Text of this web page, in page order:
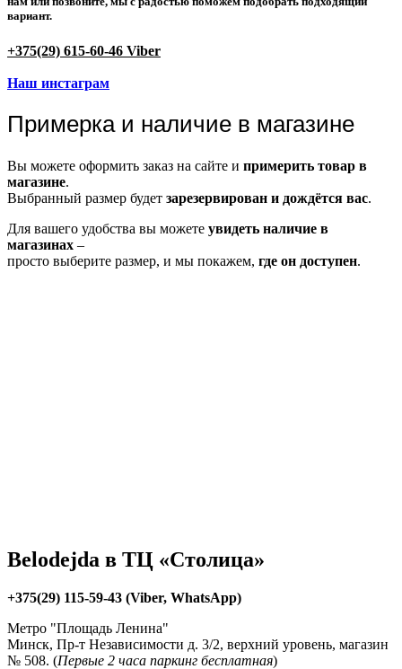
вариант.
+375(29) 615-60-46 Viber
Наш инстаграм
Примерка и наличие в магазине
Вы можете оформить заказ на сайте и примерить товар в
магазине.
Выбранный размер будет зарезервирован и дождётся вас.
Для вашего удобства вы можете увидеть наличие в
магазинах –
просто выберите размер, и мы покажем, где он доступен.
Belodejda в ТЦ «Столица»
+375(29) 115-59-43 (Viber, WhatsApp)
Метро "Площадь Ленина"
Минск, Пр-т Независимости д. 3/2, верхний уровень, магазин
№ 508. (Первые 2 часа паркинг бесплатная)